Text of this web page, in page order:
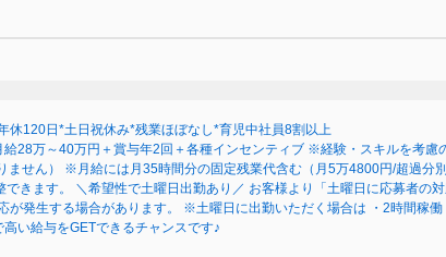
休120日*土日祝休み*残業ほぼなし*育児中社員8割以上
28万～40万円＋賞与年2回＋各種インセンティブ ※経験・スキルを考
ません） ※月給には月35時間分の固定残業代含む（月5万4800円/超過分
きます。 ＼希望性で土曜日出勤あり／ お客様より「土曜日に応募者の
発生する場合があります。 ※土曜日に出勤いただく場合は ・2時間稼
い給与をGETできるチャンスです♪